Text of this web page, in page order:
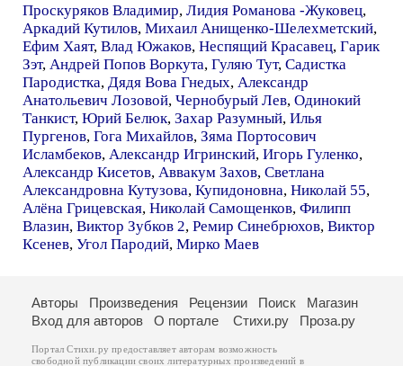
Проскуряков Владимир, Лидия Романова -Жуковец,
Аркадий Кутилов, Михаил Анищенко-Шелехметский,
Ефим Хаят, Влад Южаков, Неспящий Красавец, Гарик
Зэт, Андрей Попов Воркута, Гуляю Тут, Садистка
Пародистка, Дядя Вова Гнедых, Александр
Анатольевич Лозовой, Чернобурый Лев, Одинокий
Танкист, Юрий Белюк, Захар Разумный, Илья
Пургенов, Гога Михайлов, Зяма Портосович
Исламбеков, Александр Игринский, Игорь Гуленко,
Александр Кисетов, Аввакум Захов, Светлана
Александровна Кутузова, Купидоновна, Николай 55,
Алёна Грицевская, Николай Самощенков, Филипп
Влазин, Виктор Зубков 2, Ремир Синебрюхов, Виктор
Ксенев, Угол Пародий, Мирко Маев
Авторы Произведения Рецензии Поиск
Магазин
Вход для авторов
О портале Стихи.ру Проза.ру
Портал Стихи.ру предоставляет авторам возможность
свободной публикации своих литературных произведений в